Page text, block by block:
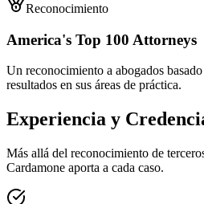
Reconocimiento
America's Top 100 Attorneys
Un reconocimiento a abogados
resultados en sus áreas de práctica.
Experiencia y
Más allá del reconocimiento de
Cardamone aporta a cada caso.